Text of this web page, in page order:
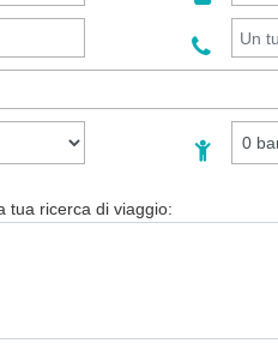
tua ricerca di viaggio: